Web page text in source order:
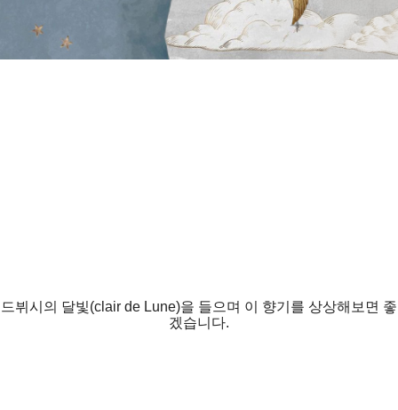
드뷔시의 달빛(clair de Lune)을 들으며 이 향기를 상상해보면 좋
겠습니다.